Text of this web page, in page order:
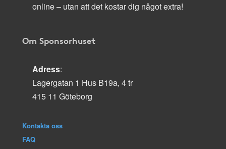
online – utan att det kostar dig något extra!
Om Sponsorhuset
Adress:
Lagergatan 1 Hus B19a, 4 tr
415 11 Göteborg
Kontakta oss
FAQ